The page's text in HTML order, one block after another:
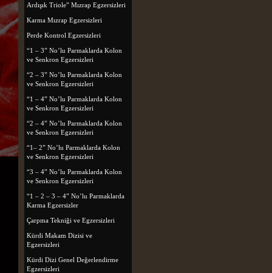
Ardışık Triole” Mızrap Egzersizleri
Karma Mızrap Egzersizleri
Perde Kontrol Egzersizleri
“1 – 3” No’lu Parmaklarda Kolon
ve Senkron Egzersizleri
“2 – 3” No’lu Parmaklarda Kolon
ve Senkron Egzersizleri
“1 – 4” No’lu Parmaklarda Kolon
ve Senkron Egzersizleri
“2 – 4” No’lu Parmaklarda Kolon
ve Senkron Egzersizleri
“1– 2” No’lu Parmaklarda Kolon
ve Senkron Egzersizleri
“3 – 4” No’lu Parmaklarda Kolon
ve Senkron Egzersizleri
“1 – 2 – 3 – 4” No’lu Parmaklarda
Karma Egzersizler
Çarpma Tekniği ve Egzersizleri
Kürdi Makam Dizisi ve
Egzersizleri
Kürdi Dizi Genel Değerlendirme
Egzersizleri